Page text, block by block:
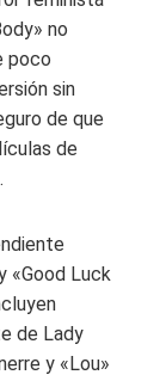
no
poco
sin
de que
de
«Good Luck
de Lady
y «Lou»